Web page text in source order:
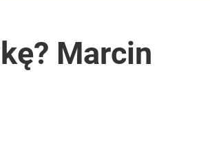
Marcin